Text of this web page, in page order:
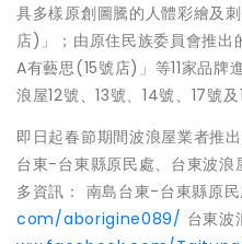
具多樣原創圖騰的人體彩繪及
店)」；由原住民族委員會推出
A有藝思(15號店)」等11家品牌
浪屋12號、13號、14號、17號及
即日起春節期間波浪屋業者推
台東-台東縣原民處、台東波
多資訊： 南島台東-台東縣原
com/aborigine089/ 台東